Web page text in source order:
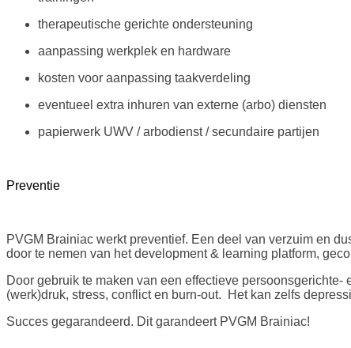
therapeutische gerichte ondersteuning
aanpassing werkplek en hardware
kosten voor aanpassing taakverdeling
eventueel extra inhuren van externe (arbo) diensten
papierwerk UWV / arbodienst / secundaire partijen
Preventie
PVGM Brainiac werkt preventief. Een deel van verzuim en
door te nemen van het development & learning platform,
Door gebruik te maken van een effectieve
(werk)druk, stress, conflict en burn-out. Het kan zelfs
Succes gegarandeerd. Dit garandeert PVGM Brainiac!